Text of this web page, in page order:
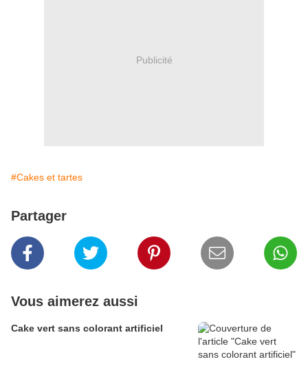
Publicité
#Cakes et tartes
Partager
Vous aimerez aussi
Cake vert sans colorant artificiel